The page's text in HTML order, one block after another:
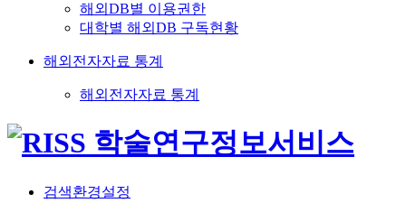
해외DB별 이용권한
대학별 해외DB 구독현황
해외전자자료 통계
해외전자자료 통계
검색환경설정